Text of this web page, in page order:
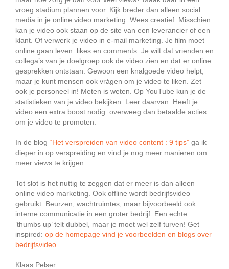
vroeg stadium plannen voor. Kijk breder dan alleen social
media in je online video marketing. Wees creatief. Misschien
kan je video ook staan op de site van een leverancier of een
klant. Of verwerk je video in e-mail marketing. Je film moet
online gaan leven: likes en comments. Je wilt dat vrienden en
collega’s van je doelgroep ook de video zien en dat er online
gesprekken ontstaan. Gewoon een knalgoede video helpt,
maar je kunt mensen ook vrágen om je video te liken. Zet
ook je personeel in! Meten is weten. Op YouTube kun je de
statistieken van je video bekijken. Leer daarvan. Heeft je
video een extra boost nodig: overweeg dan betaalde acties
om je video te promoten.
In de blog “Het verspreiden van video content : 9 tips” ga ik
dieper in op verspreiding en vind je nog meer manieren om
meer views te krijgen.
Tot slot is het nuttig te zeggen dat er meer is dan alleen
online video marketing. Ook offline wordt bedrijfsvideo
gebruikt. Beurzen, wachtruimtes, maar bijvoorbeeld ook
interne communicatie in een groter bedrijf. Een echte
’thumbs up’ telt dubbel, maar je moet wel zelf turven! Get
inspired: op de homepage vind je voorbeelden en blogs over
bedrijfsvideo.
Klaas Pelser.